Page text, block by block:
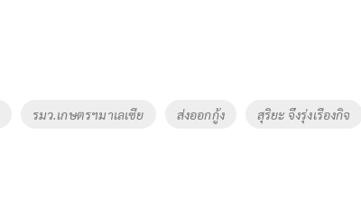
รมว.เกษตรฯมาเลเซีย ส่งออกกู้ง สุริยะ จึงรุ่งเรืองกิจ